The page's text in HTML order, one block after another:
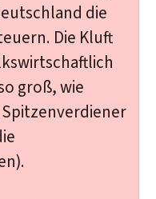
die
Die Kluft
groß, wie